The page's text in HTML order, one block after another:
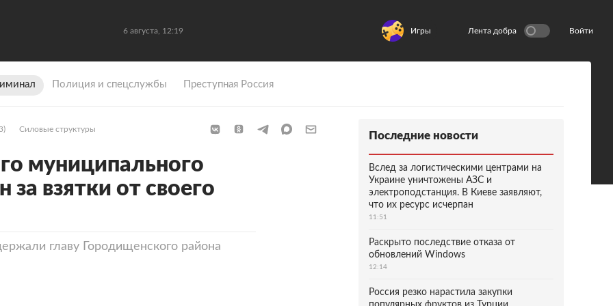
6 августа, 12:19 Игры Лента добра Войти
Полиция и спецслужбы Преступная Россия
Силовые структуры
муниципального
за взятки от своего
главу Городищенского района
Последние новости
Вслед за логистическими центрами на
Украине уничтожены АЗС и
электроподстанция. В Киеве заявляют,
что их ресурс исчерпан
11:51
Раскрыто последствие отказа от
обновлений Windows
12:14
Россия резко нарастила закупки